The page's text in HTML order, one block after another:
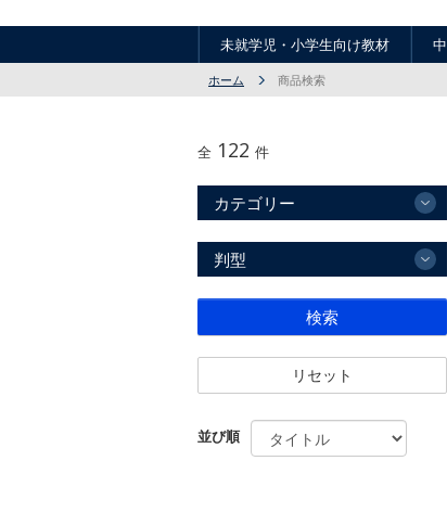
未就学児・小学生向け教材
ホーム 商品検索
全 122 件
カテゴリー
判型
検索
リセット
並び順